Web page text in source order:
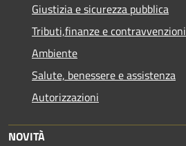
Giustizia e sicurezza pubblica
Tributi,finanze e contravvenzioni
Ambiente
Salute, benessere e assistenza
Autorizzazioni
NOVITÀ